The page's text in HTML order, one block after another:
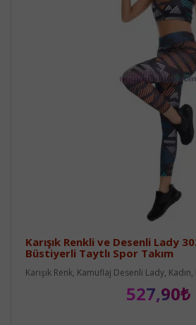
Karışık Renkli ve Desenli Lady
Büstiyerli Taytlı Spor Takım
Karışık Renk, Kamuflaj Desenli Lady,
527,90₺